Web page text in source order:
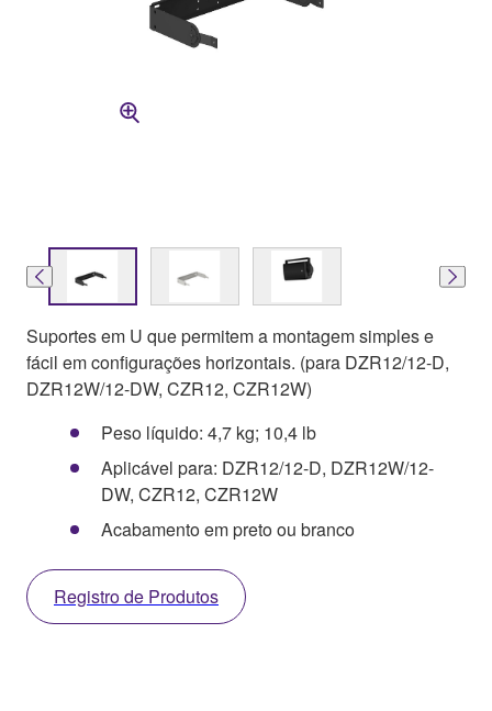
Suportes em U que permitem a montagem simples e
fácil em configurações horizontais. (para DZR12/12-D,
DZR12W/12-DW, CZR12, CZR12W)
Peso líquido: 4,7 kg; 10,4 lb
Aplicável para: DZR12/12-D, DZR12W/12-
DW, CZR12, CZR12W
Acabamento em preto ou branco
Registro de Produtos